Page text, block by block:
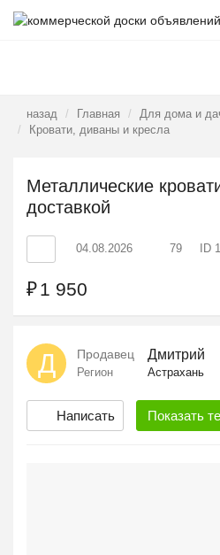
назад Главная Для дома и
Кровати, диваны и кресла
Металлические
доставкой
04.08.2026 79 ID
₽1 950
Д Продавец Дмитрий
Регион Астрахань
Написать Показать